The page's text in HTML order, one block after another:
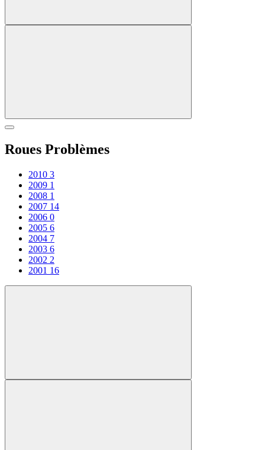
Roues Problèmes
2010 3
2009 1
2008 1
2007 14
2006 0
2005 6
2004 7
2003 6
2002 2
2001 16